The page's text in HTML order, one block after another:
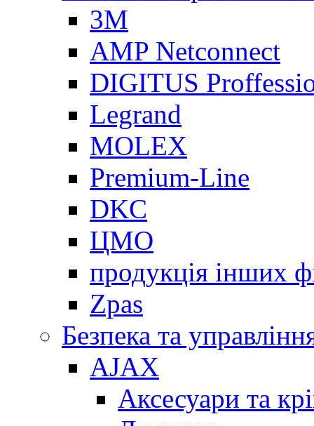
3M
AMP Netconnect
DIGITUS
Legrand
MOLEX
Premium-Line
DKC
ЦМО
продукція інших
Zpas
Безпека та
AJAX
Аксесуари та